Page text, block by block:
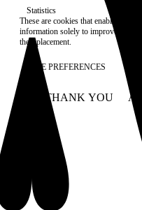
Statistics
These are cookies that enable us to
information solely to improve the
their placement.
SAVE PREFERENCES
NO THANK YOU
WITHDRAW